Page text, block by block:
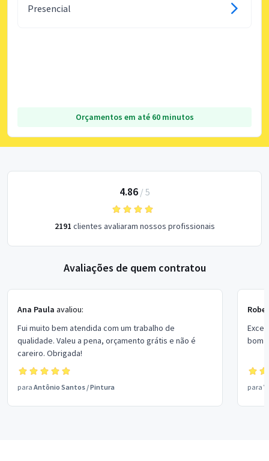
Presencial
Orçamentos em até 60 minutos
4.86/ 5
2191 clientes avaliaram nossos profissionais
Avaliações de quem contratou
Ana Paula avaliou:
Fui muito bem atendida com um trabalho de
qualidade. Valeu a pena, orçamento grátis e não é
careiro. Obrigada!
para Antônio Santos /Pintura
bom
para